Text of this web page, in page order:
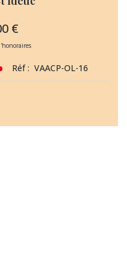
€
Réf : VAACP-OL-16